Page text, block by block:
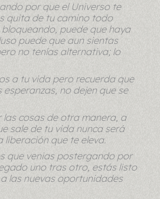
por que el Universo te
quita de tu camino todo
puede que haya
puede que aun sientas
no tenías alternativa; lo
a tu vida pero recuerda que
no dejen que se
cosas de otra manera, a
sale de tu vida nunca será
liberación que te eleva.
que venias postergando por
uno tras otro, estás listo
las nuevas oportunidades